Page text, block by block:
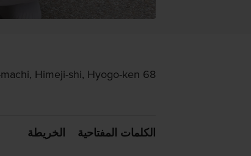
68 Hon-machi, Himeji-shi, Hyogo-ken
الكلمات المفتاحية الخريطة